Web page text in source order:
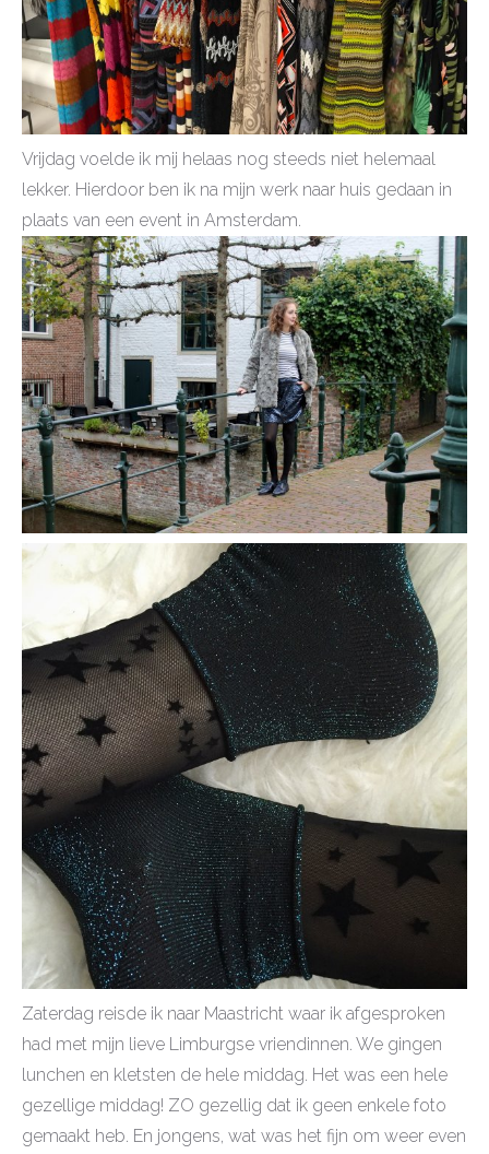
Vrijdag voelde ik mij helaas nog steeds niet helemaal
lekker. Hierdoor ben ik na mijn werk naar huis gedaan in
plaats van een event in Amsterdam.
Zaterdag reisde ik naar Maastricht waar ik afgesproken
had met mijn lieve Limburgse vriendinnen. We gingen
lunchen en kletsten de hele middag. Het was een hele
gezellige middag! ZO gezellig dat ik geen enkele foto
gemaakt heb. En jongens, wat was het fijn om weer even